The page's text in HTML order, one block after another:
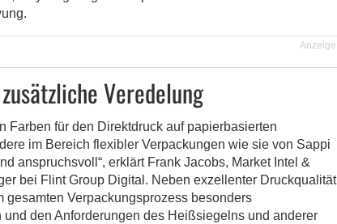
Anzeige
Veredelung
Farben für den Direktdruck auf papierbasierten
im Bereich flexibler Verpackungen wie sie von Sappi
anspruchsvoll“, erklärt Frank Jacobs, Market Intel &
bei Flint Group Digital. Neben exzellenter Druckqualität
gesamten Verpackungsprozess besonders
den Anforderungen des Heißsiegelns und anderer